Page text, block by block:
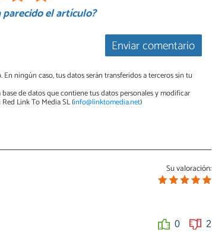
parecido el artículo?
Enviar comentario
ningún caso, tus datos serán transferidos a terceros sin tu
de datos que contiene tus datos personales y modificar
Link To Media SL (info@linktomedia.net)
Su valoración:
0 2